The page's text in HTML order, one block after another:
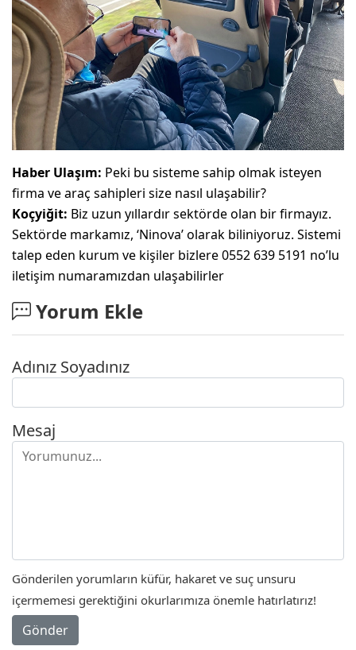
Haber Ulaşım: Peki bu sisteme sahip olmak isteyen
firma ve araç sahipleri size nasıl ulaşabilir?
Koçyiğit: Biz uzun yıllardır sektörde olan bir firmayız.
Sektörde markamız, ‘Ninova’ olarak biliniyoruz. Sistemi
talep eden kurum ve kişiler bizlere 0552 639 5191 no’lu
iletişim numaramızdan ulaşabilirler
Yorum Ekle
Adınız Soyadınız
Mesaj
Gönderilen yorumların küfür, hakaret ve suç unsuru
içermemesi gerektiğini okurlarımıza önemle hatırlatırız!
Gönder